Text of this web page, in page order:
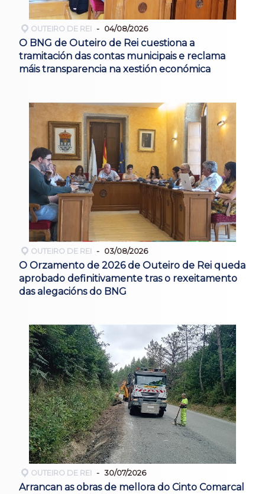
OUTEIRO DE REI 04/08/2026
O BNG de Outeiro de Rei cuestiona a
tramitación das contas municipais e reclama
máis transparencia na xestión económica
OUTEIRO DE REI 03/08/2026
O Orzamento de 2026 de Outeiro de Rei queda
aprobado definitivamente tras o rexeitamento
das alegacións do BNG
OUTEIRO DE REI 30/07/2026
Arrancan as obras de mellora do Cinto Comarcal